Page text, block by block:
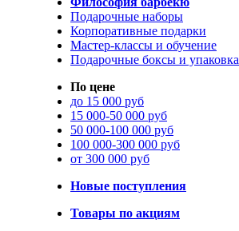
Подарочные наборы
Корпоративные подарки
Мастер-классы и обучение
Подарочные боксы и упаковка
По цене
до 15 000 руб
15 000-50 000 руб
50 000-100 000 руб
100 000-300 000 руб
от 300 000 руб
Новые поступления
Товары по акциям